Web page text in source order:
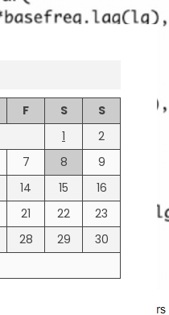
F S
S
1
2
7 8
9
14 15
16
21 22
23
28 29
30